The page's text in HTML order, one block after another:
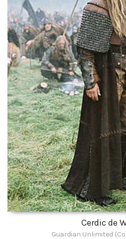
Cerdic de
Guardian Unlimited